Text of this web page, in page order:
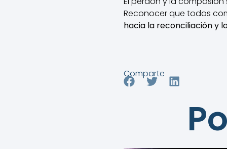
Reconocer que todos
hacia la reconciliación y
Comparte